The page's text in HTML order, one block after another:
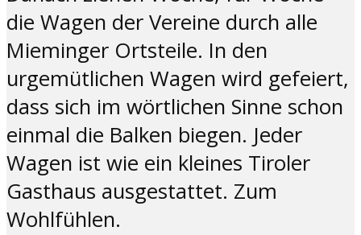
die Wagen der Vereine durch alle
Mieminger Ortsteile. In den
urgemütlichen Wagen wird gefeiert,
dass sich im wörtlichen Sinne schon
einmal die Balken biegen. Jeder
Wagen ist wie ein kleines Tiroler
Gasthaus ausgestattet. Zum
Wohlfühlen.